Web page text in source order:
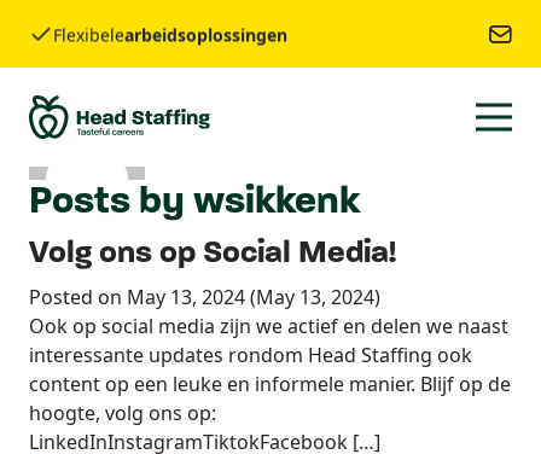
Flexibelearbeidsoplossingen
Training & ontwikkeling
Author:wsikkenk
Posts by wsikkenk
Volg ons op Social Media!
Posted on May 13, 2024(May 13, 2024)
Ook op social media zijn we actief en delen we naast
interessante updates rondom Head Staffing ook
content op een leuke en informele manier. Blijf op de
hoogte, volg ons op:
LinkedInInstagramTiktokFacebook […]